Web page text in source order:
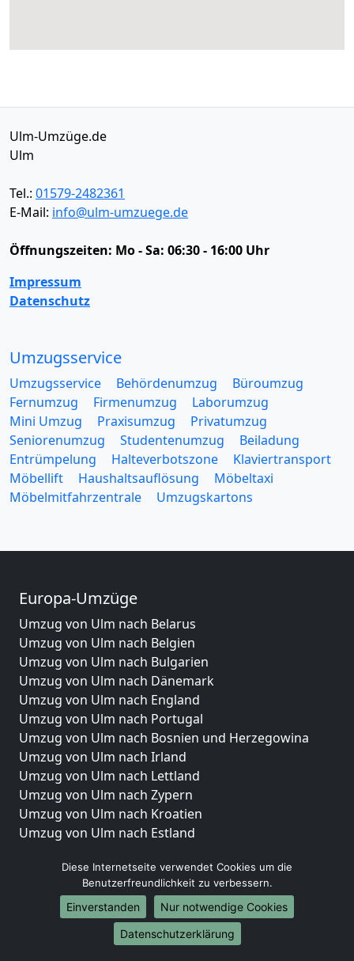
Ulm-Umzüge.de
Ulm
Tel.: 01579-2482361
E-Mail: info@ulm-umzuege.de
Öffnungszeiten: Mo - Sa: 06:30 - 16:00 Uhr
Impressum
Datenschutz
Umzugsservice
Umzugsservice Behördenumzug
Büroumzug
Fernumzug
Firmenumzug
Laborumzug
Mini Umzug
Praxisumzug
Privatumzug
Seniorenumzug
Studentenumzug
Beiladung
Entrümpelung
Halteverbotszone
Klaviertransport
Möbellift
Haushaltsauflösung
Möbeltaxi
Möbelmitfahrzentrale
Umzugskartons
Europa-Umzüge
Umzug von Ulm nach Belarus
Umzug von Ulm nach Belgien
Umzug von Ulm nach Bulgarien
Umzug von Ulm nach Dänemark
Umzug von Ulm nach England
Umzug von Ulm nach Portugal
Umzug von Ulm nach Bosnien und Herzegowina
Umzug von Ulm nach Irland
Umzug von Ulm nach Lettland
Umzug von Ulm nach Zypern
Umzug von Ulm nach Kroatien
Umzug von Ulm nach Estland
Umzug von Ulm nach Frankreich
Umzug von Ulm nach Griechenland
Umzug von Ulm nach Italien
Umzug von Ulm nach Liechtenstein
Umzug von Ulm nach Luxemburg
Diese Internetseite verwendet Cookies um die
Benutzerfreundlichkeit zu verbessern.
Einverstanden
Nur notwendige Cookies
Datenschutzerklärung